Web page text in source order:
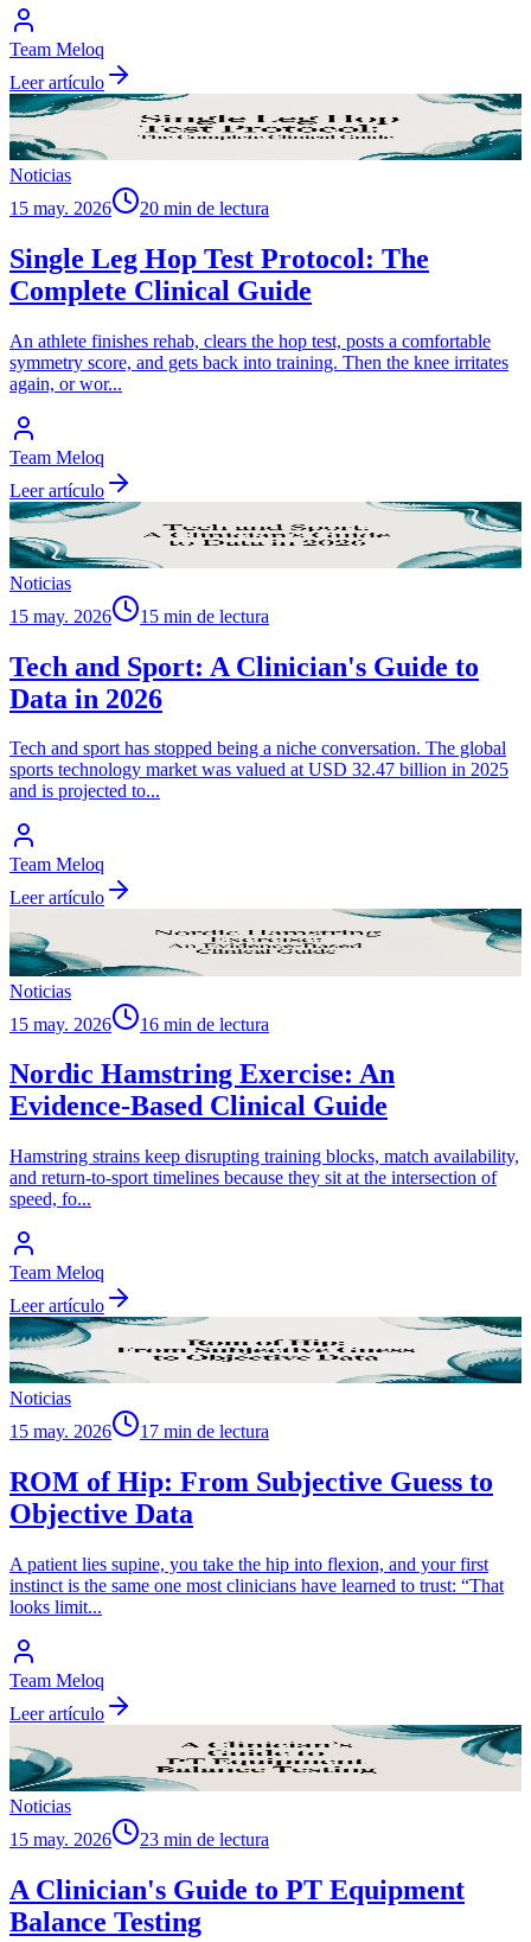
Team Meloq
Leer artículo
Noticias
15 may. 2026
20 min de lectura
Single Leg Hop Test Protocol: The
Complete Clinical Guide
An athlete finishes rehab, clears the hop test, posts a comfortable
symmetry score, and gets back into training. Then the knee irritates
again, or wor...
Team Meloq
Leer artículo
Noticias
15 may. 2026
15 min de lectura
Tech and Sport: A Clinician's Guide to
Data in 2026
Tech and sport has stopped being a niche conversation. The global
sports technology market was valued at USD 32.47 billion in 2025
and is projected to...
Team Meloq
Leer artículo
Noticias
15 may. 2026
16 min de lectura
Nordic Hamstring Exercise: An
Evidence-Based Clinical Guide
Hamstring strains keep disrupting training blocks, match availability,
and return-to-sport timelines because they sit at the intersection of
speed, fo...
Team Meloq
Leer artículo
Noticias
15 may. 2026
17 min de lectura
ROM of Hip: From Subjective Guess to
Objective Data
A patient lies supine, you take the hip into flexion, and your first
instinct is the same one most clinicians have learned to trust: “That
looks limit...
Team Meloq
Leer artículo
Noticias
15 may. 2026
23 min de lectura
A Clinician's Guide to PT Equipment
Balance Testing